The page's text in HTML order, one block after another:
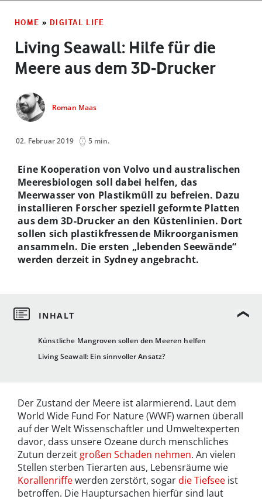
HOME » DIGITAL LIFE
Living Seawall: Hilfe für die
Meere aus dem 3D-Drucker
Roman Maas
02. Februar 2019 5 min.
Künstliche Mangroven sollen den Meeren helfen
Living Seawall: Ein sinnvoller Ansatz?
Eine Kooperation von Volvo und australischen
Meeresbiologen soll dabei helfen, das
Meerwasser von Plastikmüll zu befreien. Dazu
installieren Forscher speziell geformte Platten
aus dem 3D-Drucker an den Küstenlinien. Dort
sollen sich plastikfressende Mikroorganismen
ansammeln. Die ersten „lebenden Seewände“
werden derzeit in Sydney angebracht.
Der Zustand der Meere ist alarmierend. Laut dem
World Wide Fund For Nature (WWF) warnen überall
auf der Welt Wissenschaftler und Umweltexperten
davor, dass unsere Ozeane durch menschliches
Zutun derzeit großen Schaden nehmen. An vielen
Stellen sterben Tierarten aus, Lebensräume wie
Korallenriffewerden zerstört, sogardie Tiefsee ist
betroffen. Die Hauptursachen hierfür sind laut